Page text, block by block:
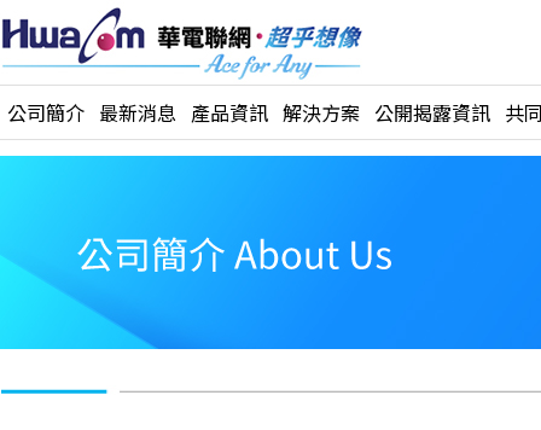
公司簡介 最新消息 產品資訊 解決方案 公開揭露資訊 共